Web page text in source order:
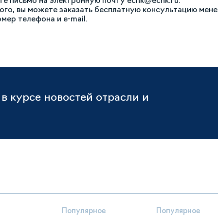
вы можете заказать бесплатную консультацию
телефона и e-mail.
курсе новостей отрасли и
Популярное Популярное